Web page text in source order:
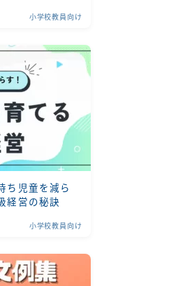
小学校教員向け
ち児童を減ら
経営の秘訣
小学校教員向け